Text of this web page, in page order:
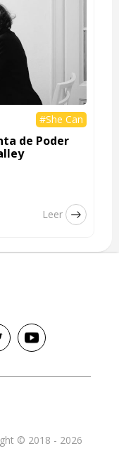
#She Can
de Poder
Leer
© 2018 - 2026